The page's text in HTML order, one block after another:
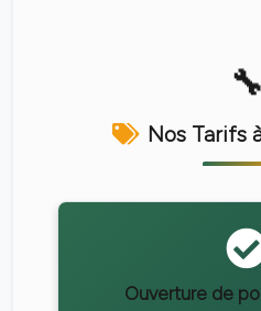
Nos Tarifs
Ouverture de